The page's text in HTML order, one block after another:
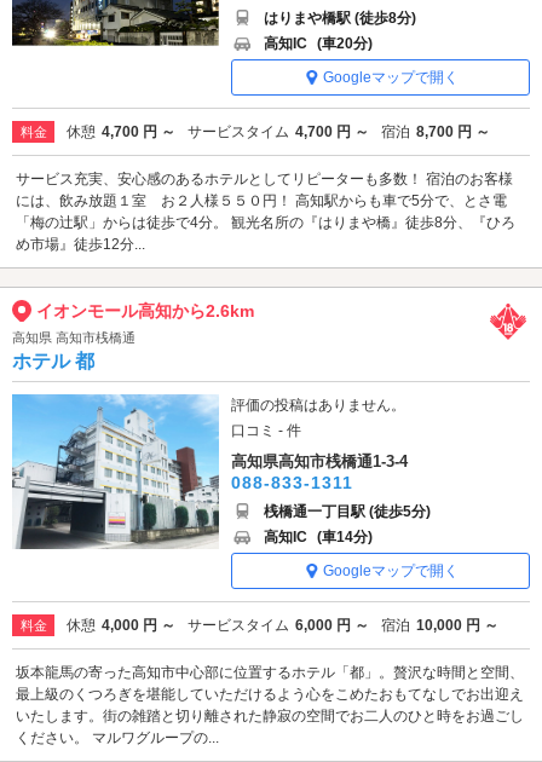
はりまや橋駅 (徒歩8分)
高知IC (車20分)
Googleマップで開く
料金 休憩 4,700 円 ～ サービスタイム 4,700 円 ～ 宿泊 8,700 円 ～
サービス充実、安心感のあるホテルとしてリピーターも多数！ 宿泊のお客様
には、飲み放題１室 お２人様５５０円！ 高知駅からも車で5分で、とさ電
「梅の辻駅」からは徒歩で4分。 観光名所の『はりまや橋』徒歩8分、『ひろ
め市場』徒歩12分...
イオンモール高知から2.6km
高知県 高知市桟橋通
ホテル 都
評価の投稿はありません。
口コミ - 件
高知県高知市桟橋通1-3-4
088-833-1311
桟橋通一丁目駅 (徒歩5分)
高知IC (車14分)
Googleマップで開く
料金 休憩 4,000 円 ～ サービスタイム 6,000 円 ～ 宿泊 10,000 円 ～
坂本龍馬の寄った高知市中心部に位置するホテル「都」。贅沢な時間と空間、
最上級のくつろぎを堪能していただけるよう心をこめたおもてなしでお出迎え
いたします。街の雑踏と切り離された静寂の空間でお二人のひと時をお過ごし
ください。 マルワグループの...